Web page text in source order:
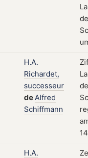
H.A.
Richardet,
successeur
deAlfred
Schiffmann
H.A.